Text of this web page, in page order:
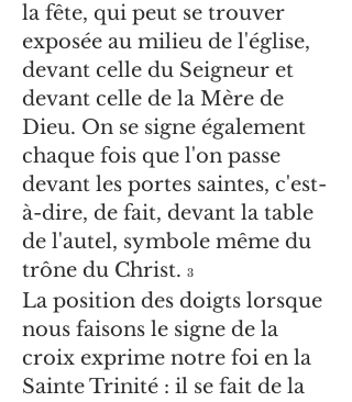
la fête, qui peut se trouver
exposée au milieu de l'église,
devant celle du Seigneur et
devant celle de la Mère de
Dieu. On se signe également
chaque fois que l'on passe
devant les portes saintes, c'est-
à-dire, de fait, devant la table
de l'autel, symbole même du
trône du Christ. 3
La position des doigts lorsque
nous faisons le signe de la
croix exprime notre foi en la
Sainte Trinité : il se fait de la